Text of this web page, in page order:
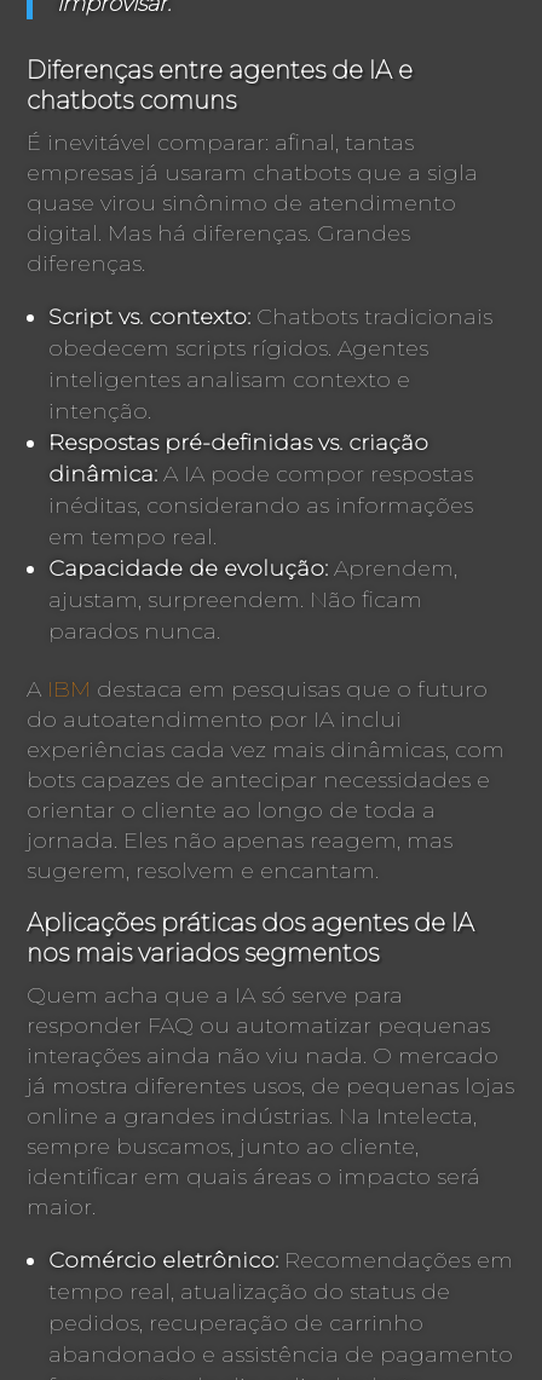
Diferenças entre agentes de IA e
chatbots comuns
É inevitável comparar: afinal, tantas
empresas já usaram chatbots que a sigla
quase virou sinônimo de atendimento
digital. Mas há diferenças. Grandes
diferenças.
Script vs. contexto: Chatbots tradicionais
obedecem scripts rígidos. Agentes
inteligentes analisam contexto e
intenção.
Respostas pré-definidas vs. criação
dinâmica: A IA pode compor respostas
inéditas, considerando as informações
em tempo real.
Capacidade de evolução: Aprendem,
ajustam, surpreendem. Não ficam
parados nunca.
A IBM destaca em pesquisas que o futuro
do autoatendimento por IA inclui
experiências cada vez mais dinâmicas, com
bots capazes de antecipar necessidades e
orientar o cliente ao longo de toda a
jornada. Eles não apenas reagem, mas
sugerem, resolvem e encantam.
Aplicações práticas dos agentes de IA
nos mais variados segmentos
Quem acha que a IA só serve para
responder FAQ ou automatizar pequenas
interações ainda não viu nada. O mercado
já mostra diferentes usos, de pequenas lojas
online a grandes indústrias. Na Intelecta,
sempre buscamos, junto ao cliente,
identificar em quais áreas o impacto será
maior.
Comércio eletrônico: Recomendações em
tempo real, atualização do status de
pedidos, recuperação de carrinho
abandonado e assistência de pagamento